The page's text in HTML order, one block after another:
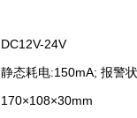
DC12V-24V
静态耗电:150mA; 报警
170×108×30mm